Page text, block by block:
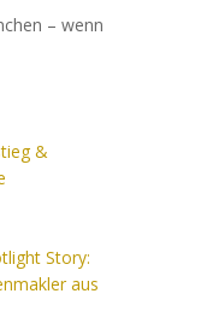
– wenn
&
Story:
aus